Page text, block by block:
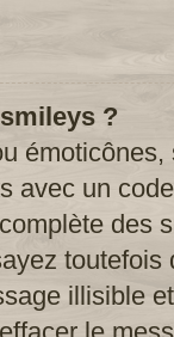
?
avec un
des
toutefois
illisible